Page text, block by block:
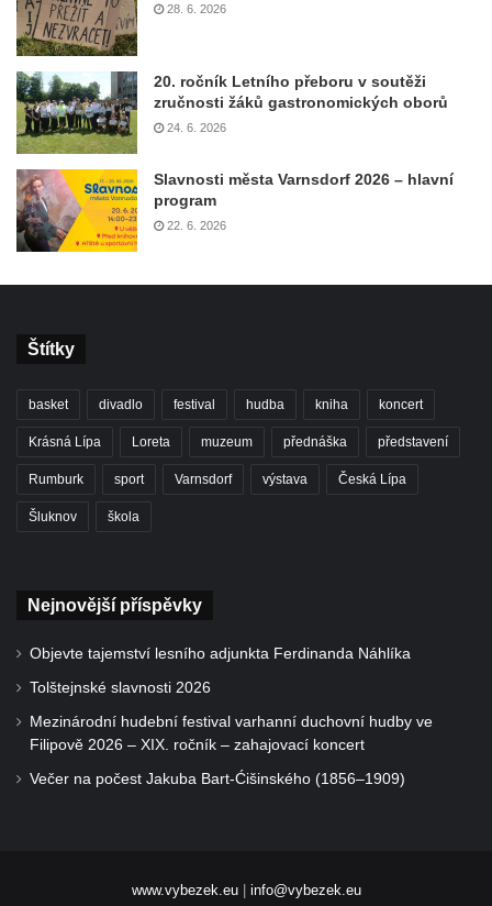
28. 6. 2026
20. ročník Letního přeboru v soutěži
zručnosti žáků gastronomických oborů
24. 6. 2026
Slavnosti města Varnsdorf 2026 – hlavní
program
22. 6. 2026
Štítky
basket divadlo festival hudba kniha koncert
Krásná Lípa Loreta muzeum přednáška představení
Rumburk sport Varnsdorf výstava Česká Lípa
Šluknov škola
Nejnovější příspěvky
Objevte tajemství lesního adjunkta Ferdinanda Náhlíka
Tolštejnské slavnosti 2026
Mezinárodní hudební festival varhanní duchovní hudby ve
Filipově 2026 – XIX. ročník – zahajovací koncert
Večer na počest Jakuba Bart-Ćišinského (1856–1909)
www.vybezek.eu| info@vybezek.eu